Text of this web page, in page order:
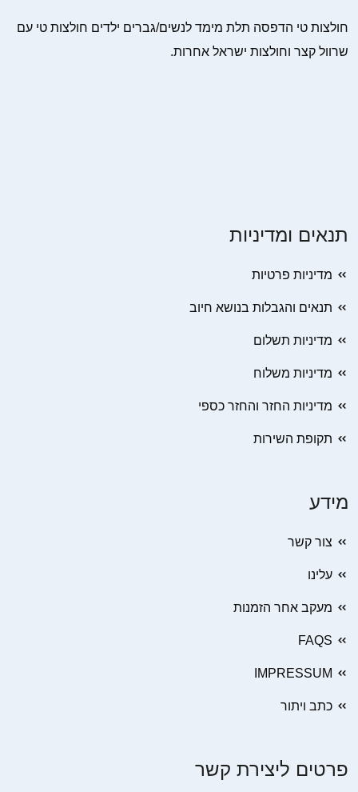
חולצות טי הדפסה תלת מימד לנשים/גברים ילדים חולצות טי עם
שרוול קצר וחולצות ישראל אחרות.
תנאים ומדיניות
מדיניות פרטיות
תנאים והגבלות בנושא חיוב
מדיניות תשלום
מדיניות משלוח
מדיניות החזר והחזר כספי
תקופת השירות
מידע
צור קשר
עלינו
מעקב אחר הזמנות
FAQS
IMPRESSUM
כתב ויתור
פרטים ליצירת קשר